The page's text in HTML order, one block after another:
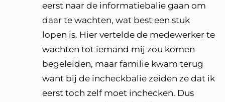
eerst naar de informatiebalie gaan om
daar te wachten, wat best een stuk
lopen is. Hier vertelde de medewerker te
wachten tot iemand mij zou komen
begeleiden, maar familie kwam terug
want bij de incheckbalie zeiden ze dat ik
eerst toch zelf moet inchecken. Dus